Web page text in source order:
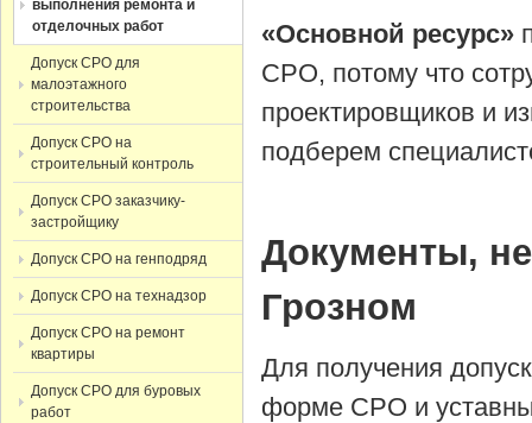
«Основной ресурс»
СРО, потому что
проектировщиков и
подберем
Документы,
Грозном
Для получения
форме СРО и
выполнения ремонта и
отделочных работ
Допуск СРО для
малоэтажного
строительства
Допуск СРО на
строительный контроль
Допуск СРО заказчику-
застройщику
Допуск СРО на генподряд
Допуск СРО на технадзор
Допуск СРО на ремонт
квартиры
Допуск СРО для буровых
работ